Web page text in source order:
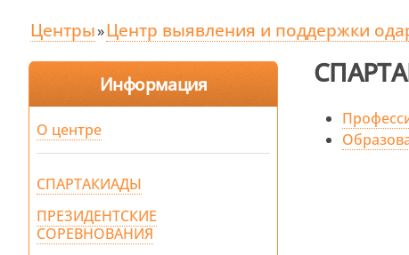
Центры»Центр выявления и поддержки
Информация
О центре
СПАРТАКИАДЫ
ПРЕЗИДЕНТСКИЕ
СОРЕВНОВАНИЯ